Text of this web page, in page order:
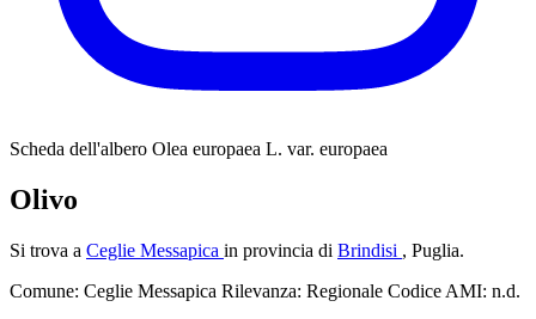
Scheda dell'albero Olea europaea L. var. europaea
Olivo
Si trova a Ceglie Messapica in provincia di Brindisi , Puglia.
Comune: Ceglie Messapica Rilevanza: Regionale Codice AMI: n.d.